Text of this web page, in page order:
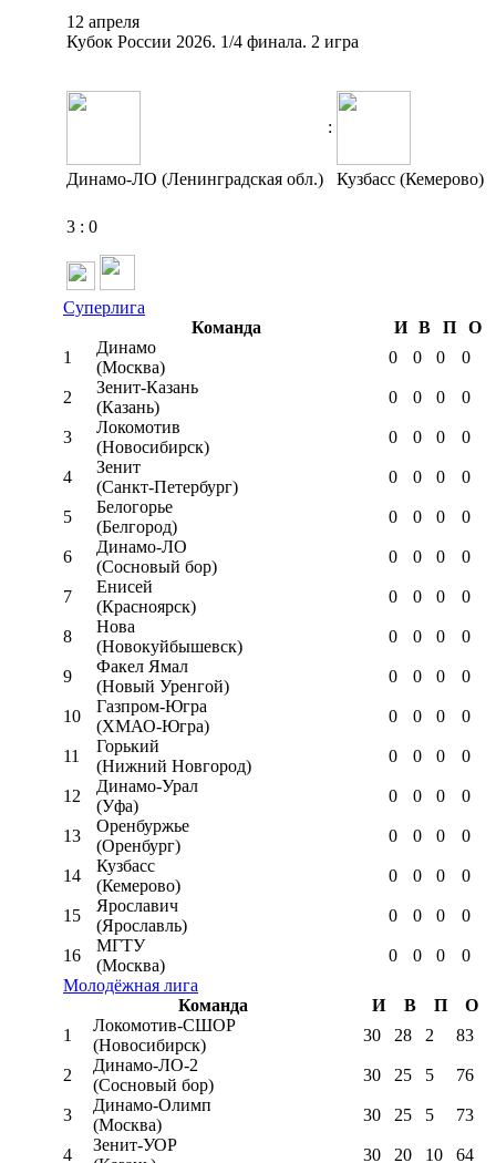
12 апреля
Кубок России 2026. 1/4 финала. 2 игра
:
Динамо-ЛО (Ленинградская обл.) Кузбасс (Кемерово)
3 : 0
Суперлига
Команда
И В П
О
1
Динамо
(Москва)
0 0 0 0
2
Зенит-Казань
(Казань)
0 0 0 0
3
Локомотив
(Новосибирск)
0 0 0 0
4
Зенит
(Санкт-Петербург)
0 0 0 0
5
Белогорье
(Белгород)
0 0 0 0
6
Динамо-ЛО
(Сосновый бор)
0 0 0 0
7
Енисей
(Красноярск)
0 0 0 0
8
Нова
(Новокуйбышевск)
0 0 0 0
9
Факел Ямал
(Новый Уренгой)
0 0 0 0
10
Газпром-Югра
(ХМАО-Югра)
0 0 0 0
11
Горький
(Нижний Новгород)
0 0 0 0
12
Динамо-Урал
(Уфа)
0 0 0 0
13
Оренбуржье
(Оренбург)
0 0 0 0
14
Кузбасс
(Кемерово)
0 0 0 0
15
Ярославич
(Ярославль)
0 0 0 0
16
МГТУ
(Москва)
0 0 0
0
Молодёжная лига
Команда
И В П
О
1
Локомотив-CШОР
(Новосибирск)
30 28 2 83
2
Динамо-ЛО-2
(Сосновый бор)
30 25 5 76
3
Динамо-Олимп
(Москва)
30 25 5 73
4
Зенит-УОР
30 20 10 64